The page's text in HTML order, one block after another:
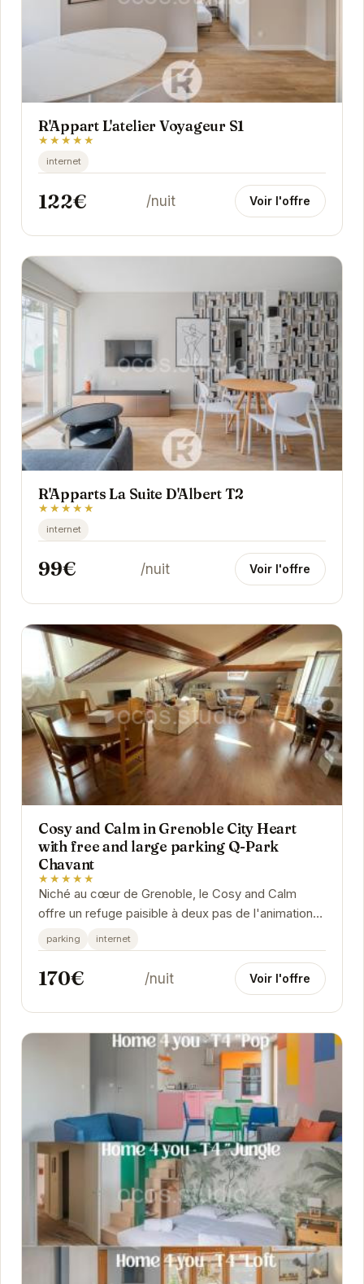
R'Appart L'atelier Voyageur S1
★★★★★
internet
122€ /nuit Voir l'offre
R'Apparts La Suite D'Albert T2
★★★★★
internet
99€ /nuit Voir l'offre
Cosy and Calm in Grenoble City Heart
with free and large parking Q-Park
Chavant
★★★★★
Niché au cœur de Grenoble, le Cosy and Calm
offre un refuge paisible à deux pas de l'animation
de la ville. Cet appartement élégant et...
parking internet
170€ /nuit Voir l'offre